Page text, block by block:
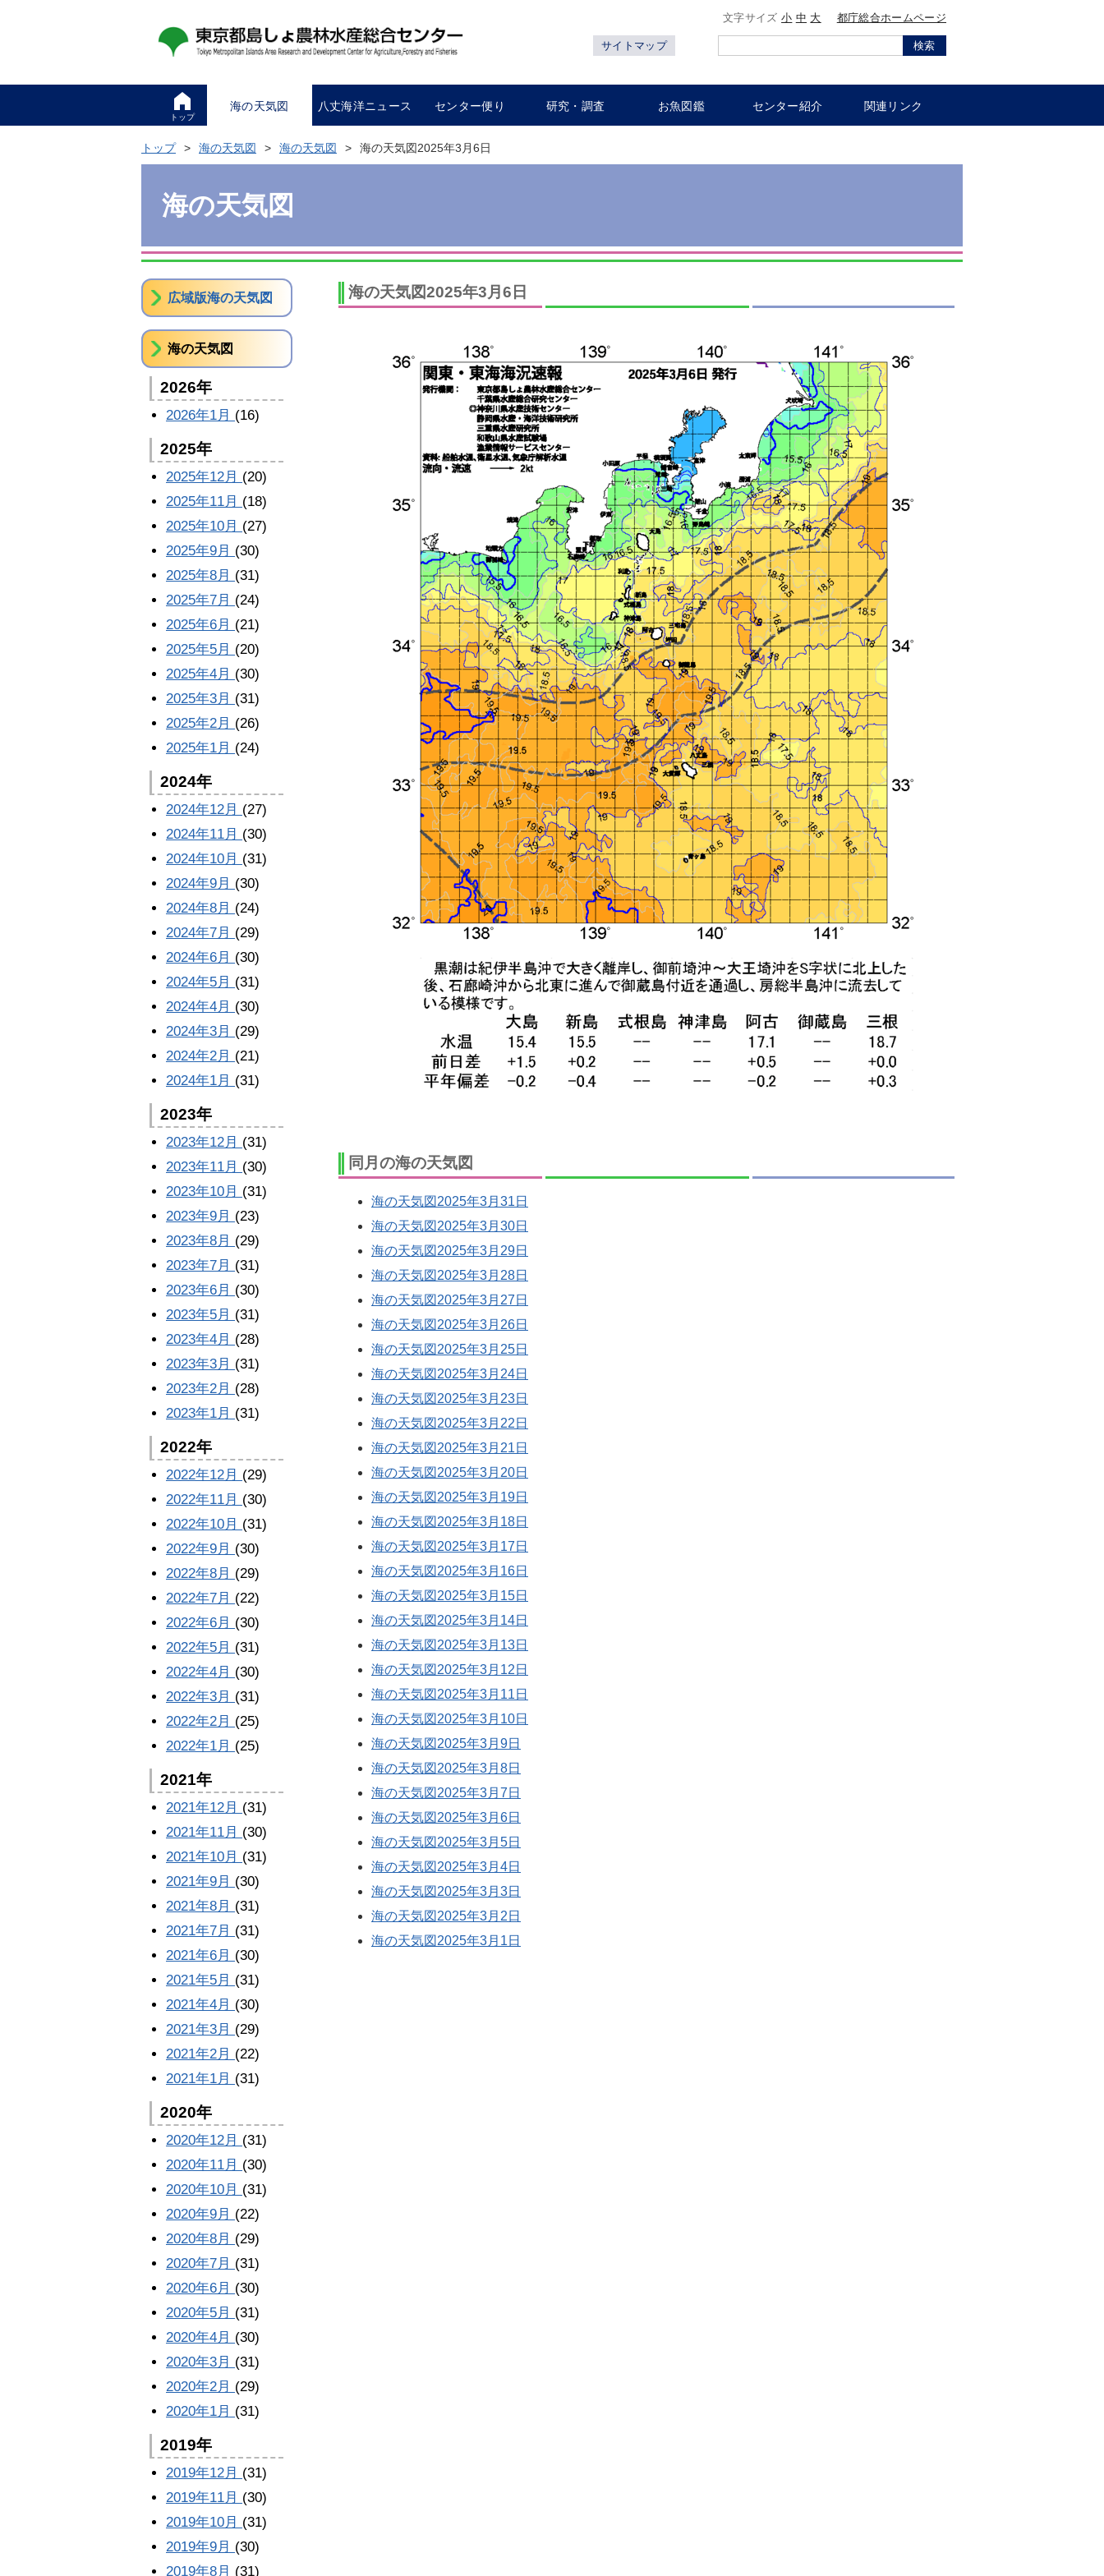
文字サイズ小 中 大 都庁総合ホームページ
サイトマップ 検索
トップ
海の天気図 八丈海洋ニュース センター便り 研究・調査 お魚図鑑 センター紹介 関連リンク
トップ 海の天気図 海の天気図 海の天気図2025年3月6日
海の天気図
海の天気図2025年3月6日
同月の海の天気図
海の天気図2025年3月31日
海の天気図2025年3月30日
海の天気図2025年3月29日
海の天気図2025年3月28日
海の天気図2025年3月27日
海の天気図2025年3月26日
海の天気図2025年3月25日
海の天気図2025年3月24日
海の天気図2025年3月23日
海の天気図2025年3月22日
海の天気図2025年3月21日
海の天気図2025年3月20日
海の天気図2025年3月19日
海の天気図2025年3月18日
海の天気図2025年3月17日
海の天気図2025年3月16日
海の天気図2025年3月15日
海の天気図2025年3月14日
海の天気図2025年3月13日
海の天気図2025年3月12日
海の天気図2025年3月11日
海の天気図2025年3月10日
海の天気図2025年3月9日
海の天気図2025年3月8日
海の天気図2025年3月7日
海の天気図2025年3月6日
海の天気図2025年3月5日
海の天気図2025年3月4日
海の天気図2025年3月3日
海の天気図2025年3月2日
海の天気図2025年3月1日
広域版海の天気図
海の天気図
2026年
2026年1月 (16)
2025年
2025年12月 (20)
2025年11月 (18)
2025年10月 (27)
2025年9月 (30)
2025年8月 (31)
2025年7月 (24)
2025年6月 (21)
2025年5月 (20)
2025年4月 (30)
2025年3月 (31)
2025年2月 (26)
2025年1月 (24)
2024年
2024年12月 (27)
2024年11月 (30)
2024年10月 (31)
2024年9月 (30)
2024年8月 (24)
2024年7月 (29)
2024年6月 (30)
2024年5月 (31)
2024年4月 (30)
2024年3月 (29)
2024年2月 (21)
2024年1月 (31)
2023年
2023年12月 (31)
2023年11月 (30)
2023年10月 (31)
2023年9月 (23)
2023年8月 (29)
2023年7月 (31)
2023年6月 (30)
2023年5月 (31)
2023年4月 (28)
2023年3月 (31)
2023年2月 (28)
2023年1月 (31)
2022年
2022年12月 (29)
2022年11月 (30)
2022年10月 (31)
2022年9月 (30)
2022年8月 (29)
2022年7月 (22)
2022年6月 (30)
2022年5月 (31)
2022年4月 (30)
2022年3月 (31)
2022年2月 (25)
2022年1月 (25)
2021年
2021年12月 (31)
2021年11月 (30)
2021年10月 (31)
2021年9月 (30)
2021年8月 (31)
2021年7月 (31)
2021年6月 (30)
2021年5月 (31)
2021年4月 (30)
2021年3月 (29)
2021年2月 (22)
2021年1月 (31)
2020年
2020年12月 (31)
2020年11月 (30)
2020年10月 (31)
2020年9月 (22)
2020年8月 (29)
2020年7月 (31)
2020年6月 (30)
2020年5月 (31)
2020年4月 (30)
2020年3月 (31)
2020年2月 (29)
2020年1月 (31)
2019年
2019年12月 (31)
2019年11月 (30)
2019年10月 (31)
2019年9月 (30)
2019年8月 (31)